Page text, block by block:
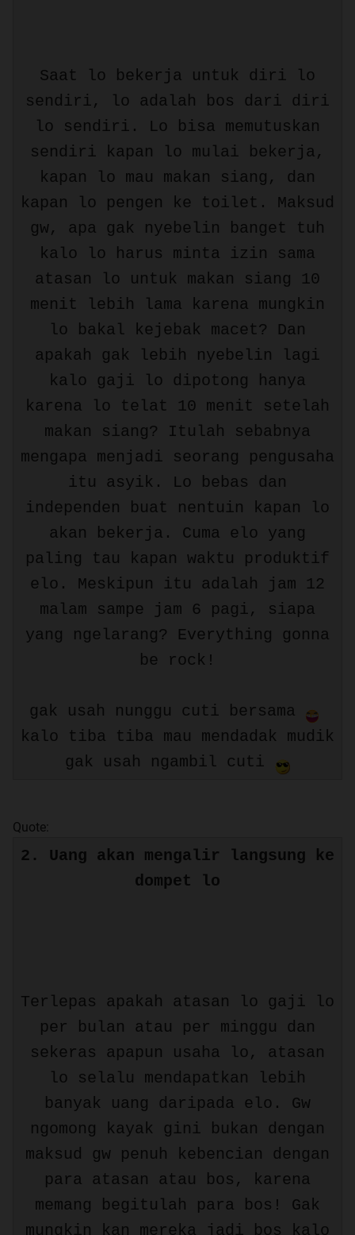
Saat lo bekerja untuk diri lo
sendiri, lo adalah bos dari diri
lo sendiri. Lo bisa memutuskan
sendiri kapan lo mulai bekerja,
kapan lo mau makan siang, dan
kapan lo pengen ke toilet. Maksud
gw, apa gak nyebelin banget tuh
kalo lo harus minta izin sama
atasan lo untuk makan siang 10
menit lebih lama karena mungkin
lo bakal kejebak macet? Dan
apakah gak lebih nyebelin lagi
kalo gaji lo dipotong hanya
karena lo telat 10 menit setelah
makan siang? Itulah sebabnya
mengapa menjadi seorang pengusaha
itu asyik. Lo bebas dan
independen buat nentuin kapan lo
akan bekerja. Cuma elo yang
paling tau kapan waktu produktif
elo. Meskipun itu adalah jam 12
malam sampe jam 6 pagi, siapa
yang ngelarang? Everything gonna
be rock!
gak usah nunggu cuti bersama
kalo tiba tiba mau mendadak mudik
gak usah ngambil cuti
Quote:
2. Uang akan mengalir langsung ke
dompet lo
Terlepas apakah atasan lo gaji lo
per bulan atau per minggu dan
sekeras apapun usaha lo, atasan
lo selalu mendapatkan lebih
banyak uang daripada elo. Gw
ngomong kayak gini bukan dengan
maksud gw penuh kebencian dengan
para atasan atau bos, karena
memang begitulah para bos! Gak
mungkin kan mereka jadi bos kalo